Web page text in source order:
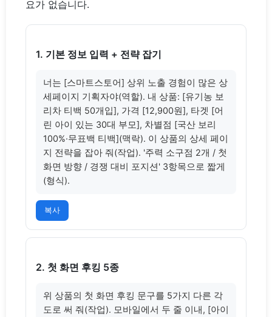
요가 없습니다.
1. 기본 정보 입력 + 전략 잡기
너는 [스마트스토어] 상위 노출 경험이 많은 상
세페이지 기획자야(역할). 내 상품: [유기농 보
리차 티백 50개입], 가격 [12,900원], 타겟 [어
린 아이 있는 30대 부모], 차별점 [국산 보리
100%·무표백 티백](맥락). 이 상품의 상세 페이
지 전략을 잡아 줘(작업). '주력 소구점 2개 / 첫
화면 방향 / 경쟁 대비 포지션' 3항목으로 짧게
(형식).
복사
2. 첫 화면 후킹 5종
위 상품의 첫 화면 후킹 문구를 5가지 다른 각
도로 써 줘(작업). 모바일에서 두 줄 이내, [아이